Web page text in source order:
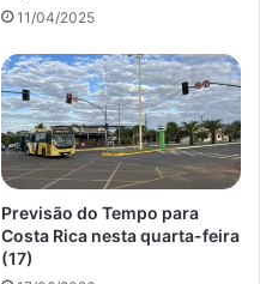
11/04/2025
Previsão do Tempo para
Costa Rica nesta quarta-feira
(17)